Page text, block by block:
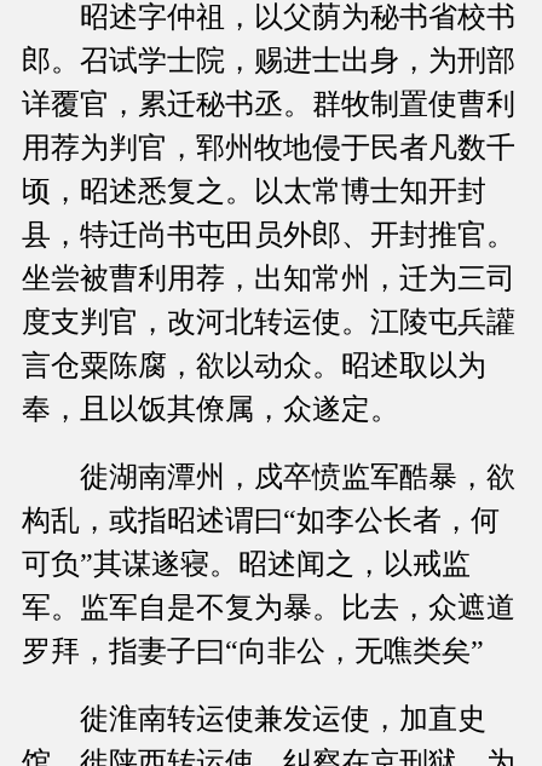
昭述字仲祖，以父荫为秘书省校书
郎。召试学士院，赐进士出身，为刑部
详覆官，累迁秘书丞。群牧制置使曹利
用荐为判官，郓州牧地侵于民者凡数千
顷，昭述悉复之。以太常博士知开封
县，特迁尚书屯田员外郎、开封推官。
坐尝被曹利用荐，出知常州，迁为三司
度支判官，改河北转运使。江陵屯兵讙
言仓粟陈腐，欲以动众。昭述取以为
奉，且以饭其僚属，众遂定。
徙湖南潭州，戍卒愤监军酷暴，欲
构乱，或指昭述谓曰“如李公长者，何
可负”其谋遂寝。昭述闻之，以戒监
军。监军自是不复为暴。比去，众遮道
罗拜，指妻子曰“向非公，无噍类矣”
徙淮南转运使兼发运使，加直史